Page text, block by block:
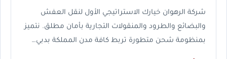
شركة الرهوان خيارك الاستراتيجي الأول لنقل العفش
والبضائع والطرود والمنقولات التجارية بأمان مطلق. نتميز
بمنظومة شحن متطورة تربط كافة مدن المملكة بدبي…